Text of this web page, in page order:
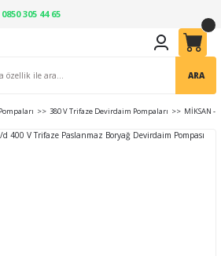
0850 305 44 65
ARA
380 V Trifaze Devirdaim Pompaları MİKSAN -